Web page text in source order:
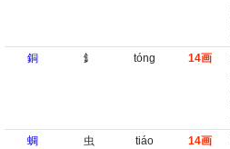
銅
釒 tóng 14画
蜩
虫 tiáo 14画